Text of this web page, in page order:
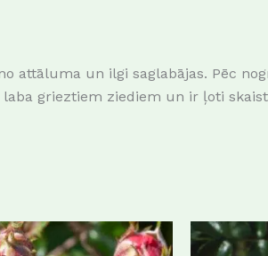
attāluma un ilgi saglabājas. Pēc
grieztiem ziediem un ir ļoti
This